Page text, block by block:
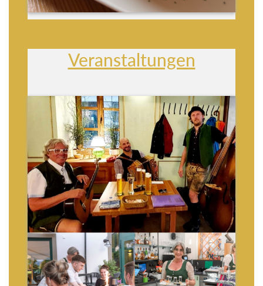
Veranstaltungen